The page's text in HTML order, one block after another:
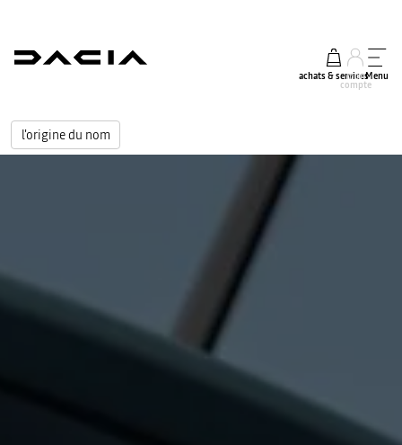
achats & services
mon
compte
Menu
l'origine du nom